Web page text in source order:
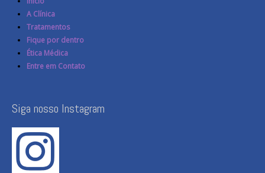
A Clínica
Tratamentos
Fique por dentro
Ética Médica
Entre em Contato
Siga nosso Instagram